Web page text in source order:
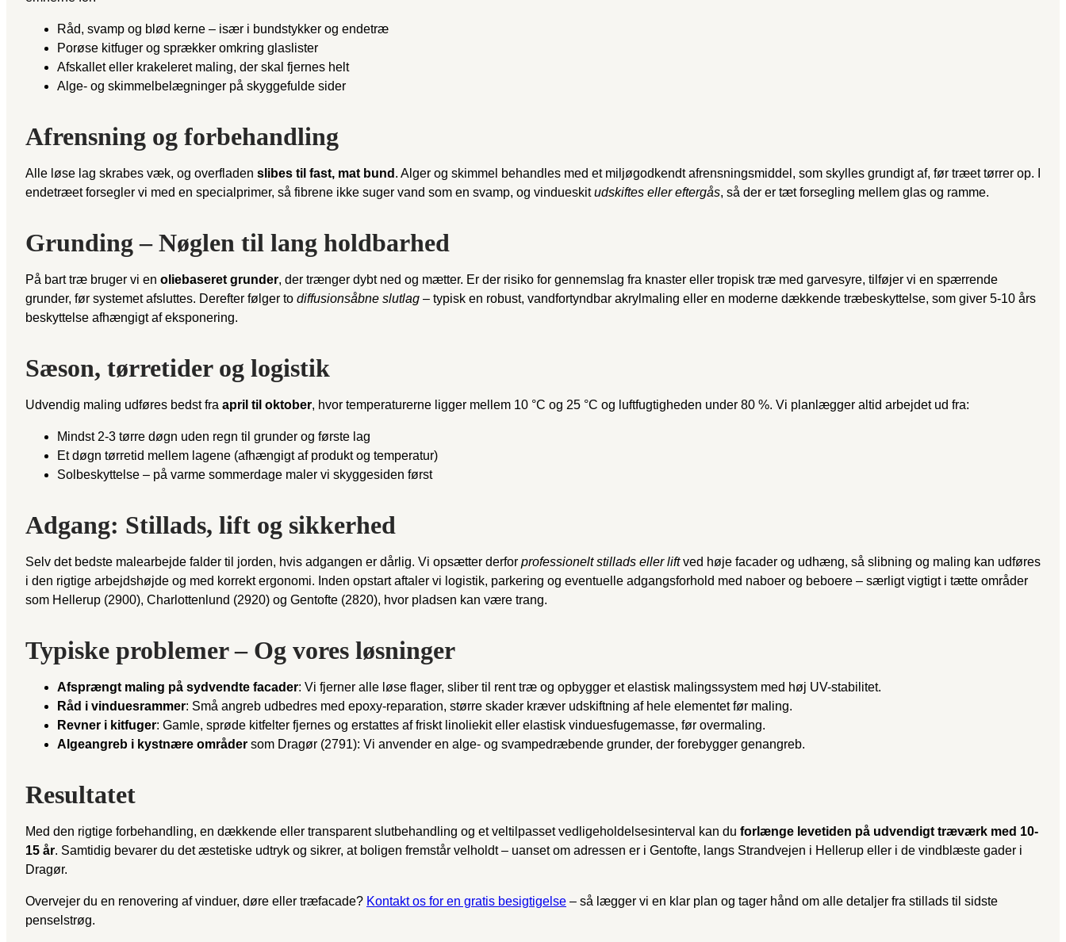
Råd, svamp og blød kerne – især i bundstykker og endetræ
Porøse kitfuger og sprækker omkring glaslister
Afskallet eller krakeleret maling, der skal fjernes helt
Alge- og skimmelbelægninger på skyggefulde sider
Afrensning og forbehandling
Alle løse lag skrabes væk, og overfladen slibes til fast, mat bund . Alger og skimmel behandles med et miljøgodkendt afrensningsmiddel, som skylles grundigt af, før træet tørrer op. I
endetræet forsegler vi med en special­primer, så fibrene ikke suger vand som en svamp, og vindueskitudskiftes eller eftergås, så der er tæt forsegling mellem glas og ramme.
Grunding – Nøglen til lang holdbarhed
På bart træ bruger vi en oliebaseret grunder, der trænger dybt ned og mætter. Er der risiko for gennemslag fra knaster eller tropisk træ med garvesyre, tilføjer vi en spærrende
grunder, før systemet afsluttes. Derefter følger to diffusionsåbne slutlag – typisk en robust, vandfortyndbar akrylmaling eller en moderne dækkende træbeskyttelse, som giver 5-10 års
beskyttelse afhængigt af eksponering.
Sæson, tørretider og logistik
Udvendig maling udføres bedst fra april til oktober, hvor temperaturerne ligger mellem 10 °C og 25 °C og luftfugtigheden under 80 %. Vi planlægger altid arbejdet ud fra:
Mindst 2-3 tørre døgn uden regn til grunder og første lag
Et døgn tørretid mellem lagene (afhængigt af produkt og temperatur)
Solbeskyttelse – på varme sommerdage maler vi skyggesiden først
Adgang: Stillads, lift og sikkerhed
Selv det bedste malearbejde falder til jorden, hvis adgangen er dårlig. Vi opsætter derfor professionelt stillads eller liftved høje facader og udhæng, så slibning og maling kan udføres
i den rigtige arbejdshøjde og med korrekt ergonomi. Inden opstart aftaler vi logistik, parkering og eventuelle adgangsforhold med naboer og beboere – særligt vigtigt i tætte områder
som Hellerup (2900), Charlottenlund (2920) og Gentofte (2820), hvor pladsen kan være trang.
Typiske problemer – Og vores løsninger
Afsprængt maling på sydvendte facader: Vi fjerner alle løse flager, sliber til rent træ og opbygger et elastisk malingssystem med høj UV-stabilitet.
Råd i vinduesrammer: Små angreb udbedres med epoxy-reparation, større skader kræver udskiftning af hele elementet før maling.
Revner i kitfuger: Gamle, sprøde kitfelter fjernes og erstattes af friskt linoliekit eller elastisk vinduesfugemasse, før overmaling.
Algeangreb i kystnære områder som Dragør (2791): Vi anvender en alge- og svampedræbende grunder, der forebygger genangreb.
Resultatet
Med den rigtige forbehandling, en dækkende eller transparent slutbehandling og et veltilpasset vedligeholdelses­interval kan du forlænge levetiden på udvendigt træværk med 10-
15 år. Samtidig bevarer du det æstetiske udtryk og sikrer, at boligen fremstår velholdt – uanset om adressen er i Gentofte, langs Strandvejen i Hellerup eller i de vindblæste gader i
Dragør.
Overvejer du en renovering af vinduer, døre eller træfacade? Kontakt os for en gratis besigtigelse – så lægger vi en klar plan og tager hånd om alle detaljer fra stillads til sidste
penselstrøg.